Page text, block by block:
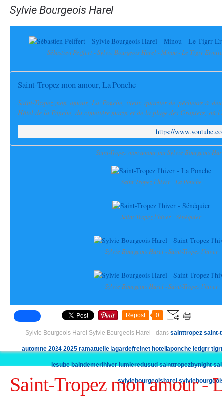
Sylvie Bourgeois Harel
Sébastien Peiffert - Sylvie Bourgeois Harel - Minou - Le Tigrr
Saint-Tropez mon amour, La Ponche
Saint-Tropez mon amour, La Ponche, vieux quartier de pêcheurs à
Hôtel de la Ponche, du cimetière marin et de la plage des Graniers, où
https://
Saint-Tropez mon amour par Sylvie Bourgeois
Saint-Tropez l'hiver - La Ponche
Saint-Tropez l'hiver - Sénéquier
Sylvie Bourgeois Harel - Saint-Tropez l'hiver
Sylvie Bourgeois Harel - Saint-Tropez l'hiver
Repost 0
Sylvie Bourgeois Harel Sylvie Bourgeois Harel - dans sainttropez saint-
automne 2024 2025 ramatuelle lagardefreinet hotellaponche letigrr
lesube baindemerlhiver lumieredusud sainttropezbynight
sylviebourgeoisharel
Saint-Tropez mon amour -